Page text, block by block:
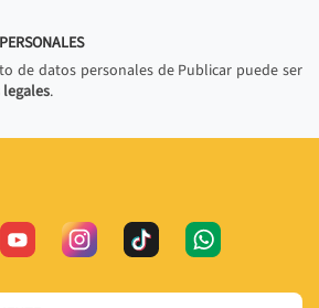
de datos personales de Publicar puede ser
.